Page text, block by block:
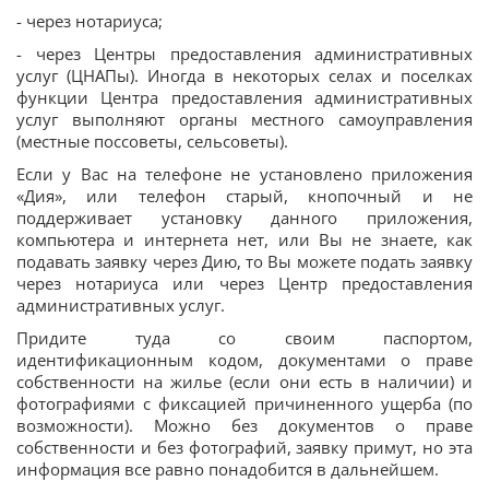
- через нотариуса;
- через Центры предоставления административных
услуг (ЦНАПы). Иногда в некоторых селах и поселках
функции Центра предоставления административных
услуг выполняют органы местного самоуправления
(местные поссоветы, сельсоветы).
Если у Вас на телефоне не установлено приложения
«Дия», или телефон старый, кнопочный и не
поддерживает установку данного приложения,
компьютера и интернета нет, или Вы не знаете, как
подавать заявку через Дию, то Вы можете подать заявку
через нотариуса или через Центр предоставления
административных услуг.
Придите туда со своим паспортом,
идентификационным кодом, документами о праве
собственности на жилье (если они есть в наличии) и
фотографиями с фиксацией причиненного ущерба (по
возможности). Можно без документов о праве
собственности и без фотографий, заявку примут, но эта
информация все равно понадобится в дальнейшем.